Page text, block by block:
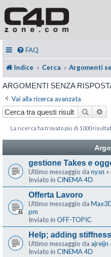
FAQ
Indice Cerca Argomenti
ARGOMENTI SENZA
Vai alla ricerca avanzata
Cerca
La ricerca ha trovato più di 1000
gestione Takes e
Ultimo messaggio da nysn «
Inviato in CINEMA 4D
Offerta Lavoro
Ultimo messaggio da
pm
Inviato in OFF-TOPIC
Help; adding
Ultimo messaggio da ajreijn
Inviato in CINEMA 4D